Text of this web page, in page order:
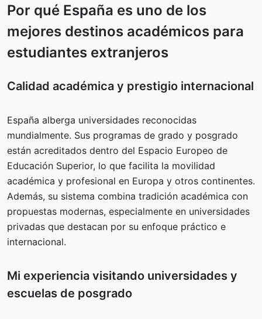
Por qué España es uno de los
mejores destinos académicos para
estudiantes extranjeros
Calidad académica y prestigio internacional
España alberga universidades reconocidas
mundialmente. Sus programas de grado y posgrado
están acreditados dentro del Espacio Europeo de
Educación Superior, lo que facilita la movilidad
académica y profesional en Europa y otros continentes.
Además, su sistema combina tradición académica con
propuestas modernas, especialmente en universidades
privadas que destacan por su enfoque práctico e
internacional.
Mi experiencia visitando universidades y
escuelas de posgrado